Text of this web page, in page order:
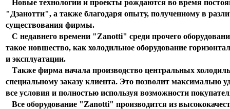
Новые технологии и проекты рождаются во время
"Дзанотти", а также благодаря опыту, полученному в
существования фирмы.
С недавнего времени "Zanotti" среди прочего
такое новшество, как холодильное оборудование
и эксплуатации.
Также фирма начала производство центральных
специальному заказу клиента. Это позволит максимально
все условия и полностью используя возможности
Все оборудование "Zanotti" производится из